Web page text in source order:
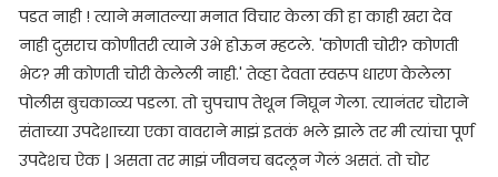
पडत नाही ! त्याने मनातल्या मनात विचार केला की हा काही खरा देव
नाही दुसराच कोणीतरी त्याने उभे होऊन म्हटले. 'कोणती चोरी? कोणती
भेट? मी कोणती चोरी केलेली नाही.' तेव्हा देवता स्वरूप धारण केलेला
पोलीस बुचकाळ्य पडला. तो चुपचाप तेथून निघून गेला. त्यानंतर चोराने
संताच्या उपदेशाच्या एका वावराने माझं इतकं भले झाले तर मी त्यांचा पूर्ण
उपदेशच ऐक | असता तर माझं जीवनच बदलून गेलं असतं. तो चोर